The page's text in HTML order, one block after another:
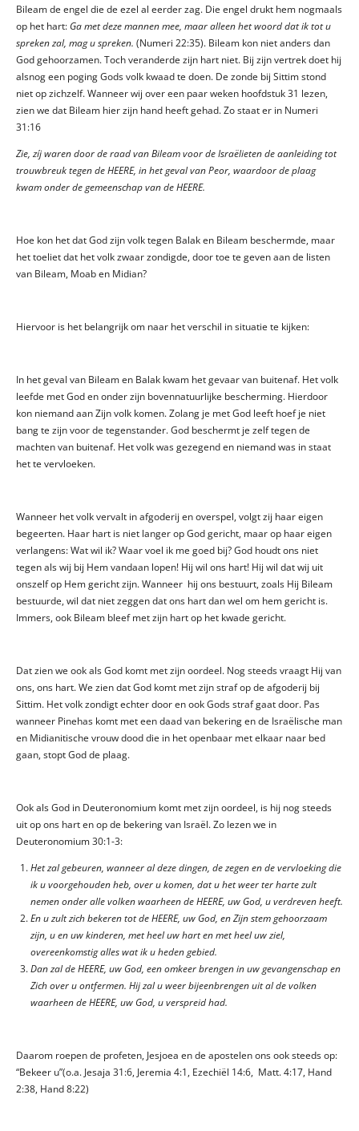
Bileam de engel die de ezel al eerder zag. Die engel drukt hem nogmaals
op het hart: Ga met deze mannen mee, maar alleen het woord dat ik tot u
spreken zal, mag u spreken. (Numeri 22:35). Bileam kon niet anders dan
God gehoorzamen. Toch veranderde zijn hart niet. Bij zijn vertrek doet hij
alsnog een poging Gods volk kwaad te doen. De zonde bij Sittim stond
niet op zichzelf. Wanneer wij over een paar weken hoofdstuk 31 lezen,
zien we dat Bileam hier zijn hand heeft gehad. Zo staat er in Numeri
31:16
Zie, zíj waren door de raad van Bileam voor de Israëlieten de aanleiding tot
trouwbreuk tegen de HEERE, in het geval van Peor, waardoor de plaag
kwam onder de gemeenschap van de HEERE.
Hoe kon het dat God zijn volk tegen Balak en Bileam beschermde, maar
het toeliet dat het volk zwaar zondigde, door toe te geven aan de listen
van Bileam, Moab en Midian?
Hiervoor is het belangrijk om naar het verschil in situatie te kijken:
In het geval van Bileam en Balak kwam het gevaar van buitenaf. Het volk
leefde met God en onder zijn bovennatuurlijke bescherming. Hierdoor
kon niemand aan Zijn volk komen. Zolang je met God leeft hoef je niet
bang te zijn voor de tegenstander. God beschermt je zelf tegen de
machten van buitenaf. Het volk was gezegend en niemand was in staat
het te vervloeken.
Wanneer het volk vervalt in afgoderij en overspel, volgt zij haar eigen
begeerten. Haar hart is niet langer op God gericht, maar op haar eigen
verlangens: Wat wil ik? Waar voel ik me goed bij? God houdt ons niet
tegen als wij bij Hem vandaan lopen! Hij wil ons hart! Hij wil dat wij uit
onszelf op Hem gericht zijn. Wanneer hij ons bestuurt, zoals Hij Bileam
bestuurde, wil dat niet zeggen dat ons hart dan wel om hem gericht is.
Immers, ook Bileam bleef met zijn hart op het kwade gericht.
Dat zien we ook als God komt met zijn oordeel. Nog steeds vraagt Hij van
ons, ons hart. We zien dat God komt met zijn straf op de afgoderij bij
Sittim. Het volk zondigt echter door en ook Gods straf gaat door. Pas
wanneer Pinehas komt met een daad van bekering en de Israëlische man
en Midianitische vrouw dood die in het openbaar met elkaar naar bed
gaan, stopt God de plaag.
Ook als God in Deuteronomium komt met zijn oordeel, is hij nog steeds
uit op ons hart en op de bekering van Israël. Zo lezen we in
Deuteronomium 30:1-3:
Het zal gebeuren, wanneer al deze dingen, de zegen en de vervloeking die
ik u voorgehouden heb, over u komen, dat u het weer ter harte zult
nemen onder alle volken waarheen de HEERE, uw God, u verdreven heeft.
En u zult zich bekeren tot de HEERE, uw God, en Zijn stem gehoorzaam
zijn, u en uw kinderen, met heel uw hart en met heel uw ziel,
overeenkomstig alles wat ik u heden gebied.
Dan zal de HEERE, uw God, een omkeer brengen in uw gevangenschap en
Zich over u ontfermen. Hij zal u weer bijeenbrengen uit al de volken
waarheen de HEERE, uw God, u verspreid had.
Daarom roepen de profeten, Jesjoea en de apostelen ons ook steeds op:
“Bekeer u”(o.a. Jesaja 31:6, Jeremia 4:1, Ezechiël 14:6, Matt. 4:17, Hand
2:38, Hand 8:22)